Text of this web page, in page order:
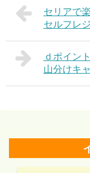
セリアで
セルフレ
ｄポイン
山分けキ